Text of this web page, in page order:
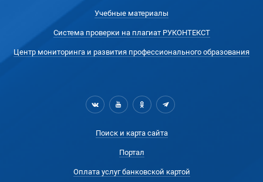
Учебные материалы
Система проверки на плагиат РУКОНТЕКСТ
Центр мониторинга и развития профессионального образования
Поиск и карта сайта
Портал
Оплата услуг банковской картой